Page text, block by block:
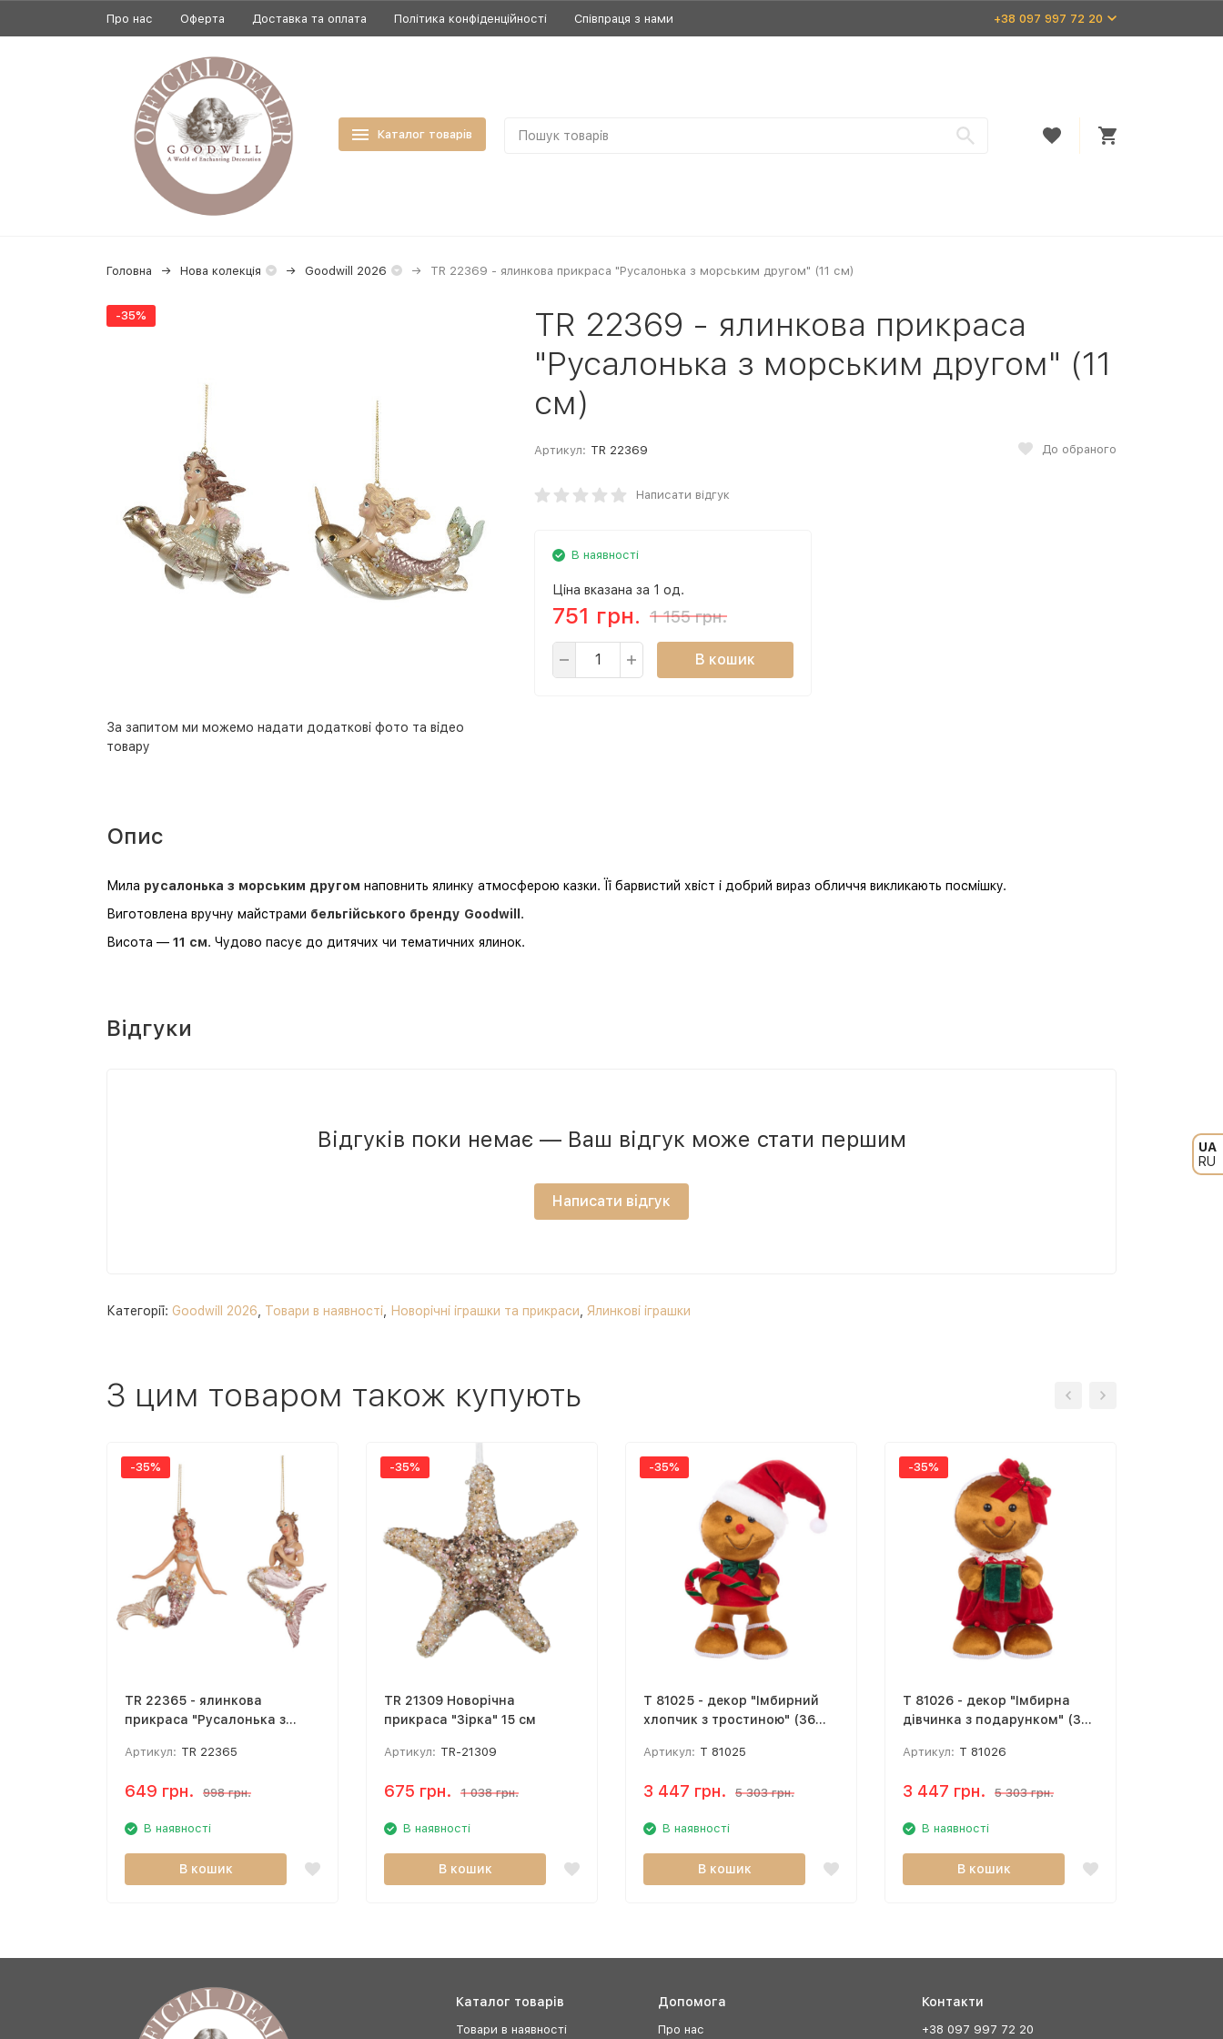
UA
RU
Про нас Оферта Доставка та оплата Політика конфіденційності Співпраця з нами +38 097 997 72 20
Каталог товарів
Головна Нова колекція Goodwill 2026 TR 22369 - ялинкова прикраса "Русалонька з морським другом" (11 см)
-35%
За запитом ми можемо надати додаткові фото та відео
товару
TR 22369 - ялинкова прикраса
"Русалонька з морським другом" (11
см)
Артикул: TR 22369 До обраного
Написати відгук
В наявності
Ціна вказана за 1 од.
751 грн. 1 155 грн.
В кошик
Опис
Мила русалонька з морським другом наповнить ялинку атмосферою казки. Її барвистий хвіст і добрий вираз обличчя викликають посмішку.
Виготовлена вручну майстрами бельгійського бренду Goodwill .
Висота — 11 см. Чудово пасує до дитячих чи тематичних ялинок.
Відгуки
Відгуків поки немає — Ваш відгук може стати першим
Написати відгук
Категорії: Goodwill 2026 Товари в наявності Новорічні іграшки та прикраси Ялинкові іграшки
З цим товаром також купують
-35%
TR 22365 - ялинкова
прикраса "Русалонька з
Артикул: TR 22365
649 грн. 998 грн.
В наявності
В кошик
-35%
TR 21309 Новорічна
прикраса "Зірка" 15 см
Артикул: TR-21309
675 грн. 1 038 грн.
В наявності
В кошик
-35%
T 81025 - декор "Імбирний
хлопчик з тростиною" (36
Артикул: T 81025
3 447 грн. 5 303 грн.
В наявності
В кошик
-35%
T 81026 - декор "Імбирна
дівчинка з подарунком" (35
Артикул: T 81026
3 447 грн. 5 303 грн.
В наявності
В кошик
Каталог товарів
Товари в наявності
Допомога
Про нас
Контакти
+38 097 997 72 20